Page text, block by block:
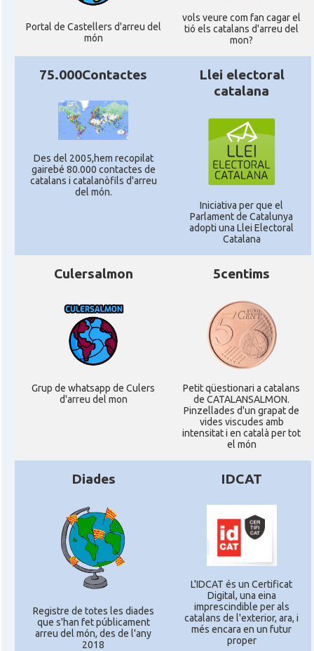
Portal de Castellers d'arreu del
món
vols veure com fan cagar el
tió els catalans d'arreu del
mon?
75.000Contactes
Des del 2005,hem recopilat
gairebé 80.000 contactes de
catalans i catalanòfils d'arreu
del món.
Llei electoral
catalana
Iniciativa per que el
Parlament de Catalunya
adopti una Llei Electoral
Catalana
Culersalmon
Grup de whatsapp de Culers
d'arreu del mon
5centims
Petit qüestionari a catalans
de CATALANSALMON.
Pinzellades d'un grapat de
vides viscudes amb
intensitat i en català per tot
el món
Diades
Registre de totes les diades
que s'han fet públicament
arreu del món, des de l'any
2018
IDCAT
L'IDCAT és un Certificat
Digital, una eina
imprescindible per als
catalans de l'exterior, ara, i
més encara en un futur
proper